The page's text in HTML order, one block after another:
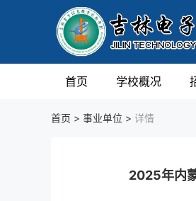
首页 学校概况
首页 > 事业单位 > 详情
2025年内